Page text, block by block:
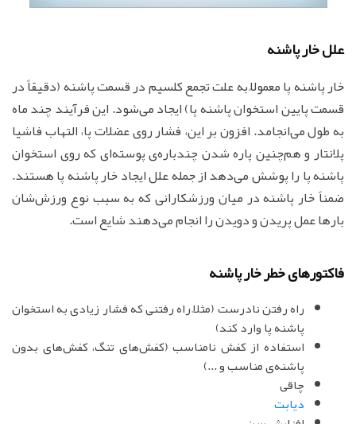
علل خار پاشنه
خار پاشنه پا معمولاً به علت تجمع کلسیم در قسمت پاشنه (دقیقاً در
قسمت پایین استخوان پاشنه پا) ایجاد می‌شود. این فرآیند چند ماه
به طول می‌انجامد. افزون بر این، فشار روی عضلات پا، التهاب فاشیا
پلانتار و هم‌چنین پاره شدن چندباره‌ی پوسته‌ای که روی استخوان
پاشنه پا را پوشش می‌دهد از جمله علل ایجاد خار پاشنه پا هستند.
ضمناً خار پاشنه در میان ورزشکارانی که به سبب نوع ورزش‌شان
بارها عمل پریدن و دویدن را انجام می‌دهند شایع است.
فاکتورهای خطر خار پاشنه
راه رفتن نادرست (مثلاً راه رفتنی که فشار زیادی به استخوان
پاشنه پا وارد کند)
استفاده از کفش نامناسب (کفش‌های تنگ، کفش‌های بدون
پاشنه‌ی مناسب و ...)
چاقی
دیابت